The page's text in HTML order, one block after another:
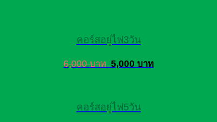
คอร์สอยู่ไฟ3วัน
6,000 บาท 5,000 บาท
คอร์สอยู่ไฟ5วัน